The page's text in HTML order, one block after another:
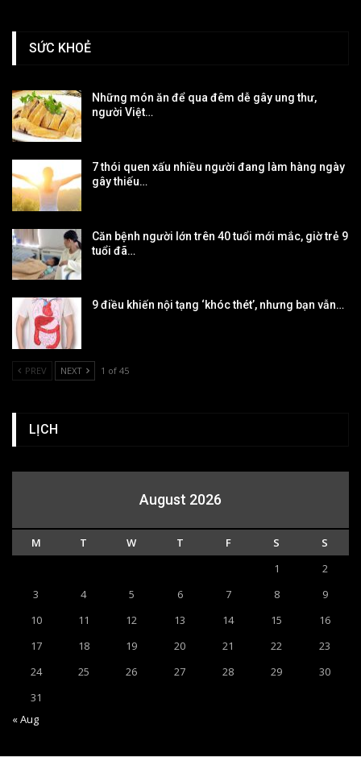
SỨC KHOẺ
Những món ăn để qua đêm dễ gây ung thư,
người Việt…
7 thói quen xấu nhiều người đang làm hàng ngày
gây thiếu…
Căn bệnh người lớn trên 40 tuổi mới mắc, giờ trẻ 9
tuổi đã…
9 điều khiến nội tạng ‘khóc thét’, nhưng bạn vẫn…
PREV NEXT 1 of 45
LỊCH
August 2026
M T W T F S
S
1
2
3
4 5 6 7 8
9
10
11 12 13 14 15
16
17
18 19 20 21 22
23
24
25 26 27 28 29
30
31
« Aug